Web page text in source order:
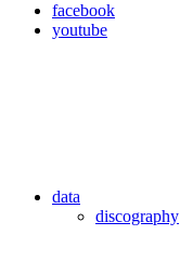
facebook
youtube
data
discography